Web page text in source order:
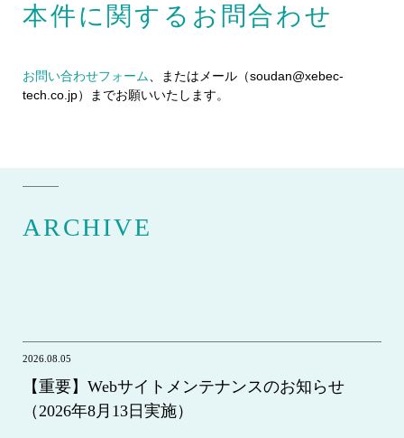
本件に関するお問合わせ
お問い合わせフォーム 、またはメール（soudan@xebec-
tech.co.jp）までお願いいたします。
ARCHIVE
2026.08.05
【重要】Webサイトメンテナンスのお知らせ
（2026年8月13日実施）